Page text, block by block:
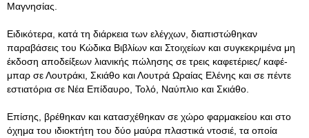
Μαγνησίας.
Ειδικότερα, κατά τη διάρκεια των ελέγχων, διαπιστώθηκαν
παραβάσεις του Κώδικα Βιβλίων και Στοιχείων και συγκεκριμένα μη
έκδοση αποδείξεων λιανικής πώλησης σε τρεις καφετέριες/ καφέ-
μπαρ σε Λουτράκι, Σκιάθο και Λουτρά Ωραίας Ελένης και σε πέντε
εστιατόρια σε Νέα Επίδαυρο, Τολό, Ναύπλιο και Σκιάθο.
Επίσης, βρέθηκαν και κατασχέθηκαν σε χώρο φαρμακείου και στο
όχημα του ιδιοκτήτη του δύο μαύρα πλαστικά ντοσιέ, τα οποία